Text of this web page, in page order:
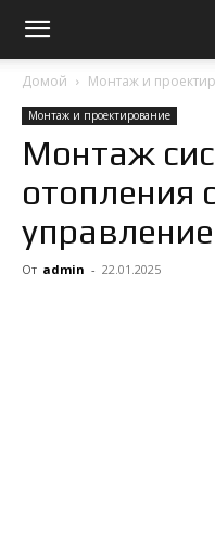
Домой Монтаж и
Монтаж и проектирование
Монтаж
отопления
От admin - 22.01.2025